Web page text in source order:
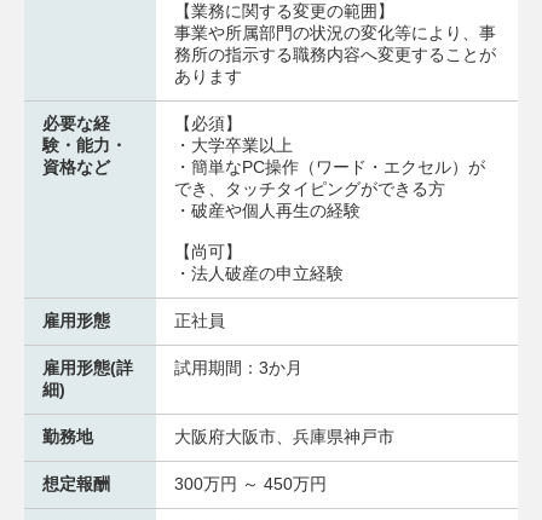
【業務に関する変更の範囲】
事業や所属部門の状況の変化等により、事
務所の指示する職務内容へ変更することが
あります
必要な経
験・能力・
資格など
【必須】
・大学卒業以上
・簡単なPC操作（ワード・エクセル）が
でき、タッチタイピングができる方
・破産や個人再生の経験
【尚可】
・法人破産の申立経験
雇用形態 正社員
雇用形態(詳
細)
試用期間：3か月
勤務地 大阪府大阪市、兵庫県神戸市
想定報酬 300万円 ～ 450万円